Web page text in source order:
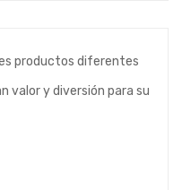
productos diferentes
valor y diversión para su